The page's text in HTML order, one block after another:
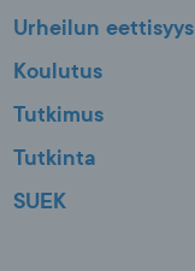
Urheilun eettisyys
Koulutus
Tutkimus
Tutkinta
SUEK